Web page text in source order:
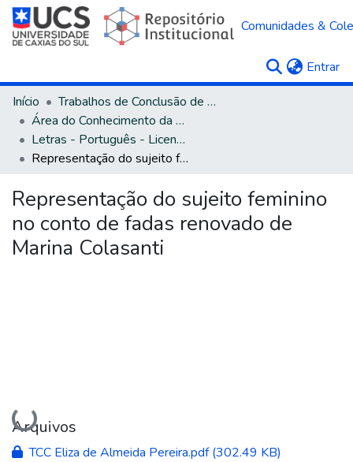
Comunidades &
Entrar
Início
Trabalhos de Conclusão de Curso
Área do Conhecimento da Linguística, Letras e Artes
Letras - Português - Licenciatura
Representação do sujeito feminino no conto de fadas renovado de Marina Colasanti
Representação do sujeito feminino
no conto de fadas renovado de
Marina Colasanti
Carregando...
Arquivos
TCC Eliza de Almeida Pereira.pdf(302.49 KB)